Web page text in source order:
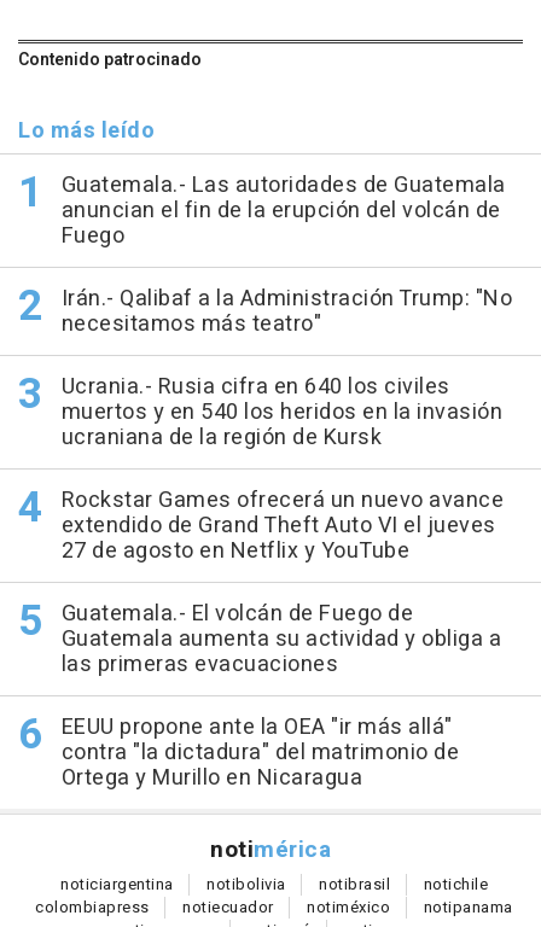
Contenido patrocinado
Lo más leído
Guatemala.- Las autoridades de Guatemala
anuncian el fin de la erupción del volcán de
Fuego
Irán.- Qalibaf a la Administración Trump: "No
necesitamos más teatro"
Ucrania.- Rusia cifra en 640 los civiles
muertos y en 540 los heridos en la invasión
ucraniana de la región de Kursk
Rockstar Games ofrecerá un nuevo avance
extendido de Grand Theft Auto VI el jueves
27 de agosto en Netflix y YouTube
Guatemala.- El volcán de Fuego de
Guatemala aumenta su actividad y obliga a
las primeras evacuaciones
EEUU propone ante la OEA "ir más allá"
contra "la dictadura" del matrimonio de
Ortega y Murillo en Nicaragua
notimérica
noticiargentina notibolivia notibrasil notichile
colombiapress notiecuador notiméxico notipanama